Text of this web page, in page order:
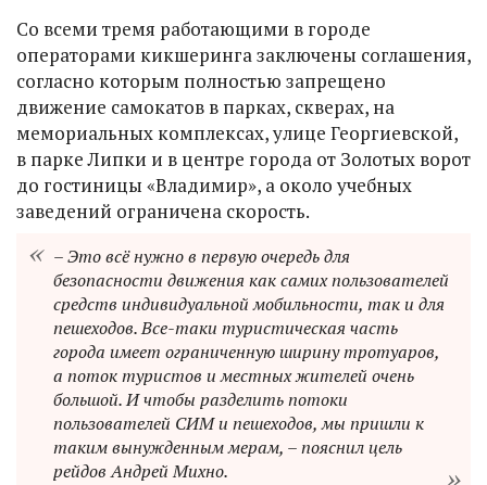
Со всеми тремя работающими в городе
операторами кикшеринга заключены соглашения,
согласно которым полностью запрещено
движение самокатов в парках, скверах, на
мемориальных комплексах, улице Георгиевской,
в парке Липки и в центре города от Золотых ворот
до гостиницы «Владимир», а около учебных
заведений ограничена скорость.
– Это всё нужно в первую очередь для
безопасности движения как самих пользователей
средств индивидуальной мобильности, так и для
пешеходов. Все-таки туристическая часть
города имеет ограниченную ширину тротуаров,
а поток туристов и местных жителей очень
большой. И чтобы разделить потоки
пользователей СИМ и пешеходов, мы пришли к
таким вынужденным мерам, – пояснил цель
рейдов Андрей Михно.